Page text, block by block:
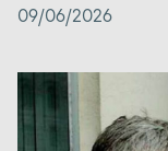
09/06/2026